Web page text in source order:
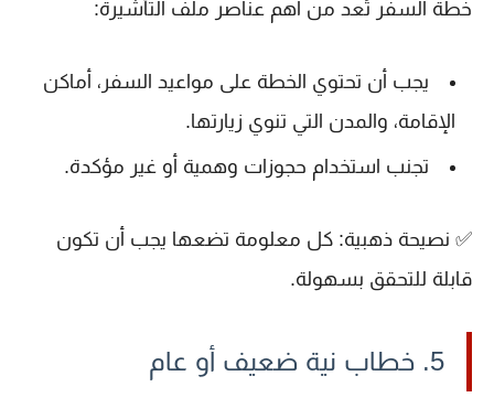
خطة السفر تُعد من أهم عناصر ملف التأشيرة:
يجب أن تحتوي الخطة على مواعيد السفر، أماكن
الإقامة، والمدن التي تنوي زيارتها.
تجنب استخدام حجوزات وهمية أو غير مؤكدة.
✅ نصيحة ذهبية: كل معلومة تضعها يجب أن تكون
قابلة للتحقق بسهولة.
5. خطاب نية ضعيف أو عام